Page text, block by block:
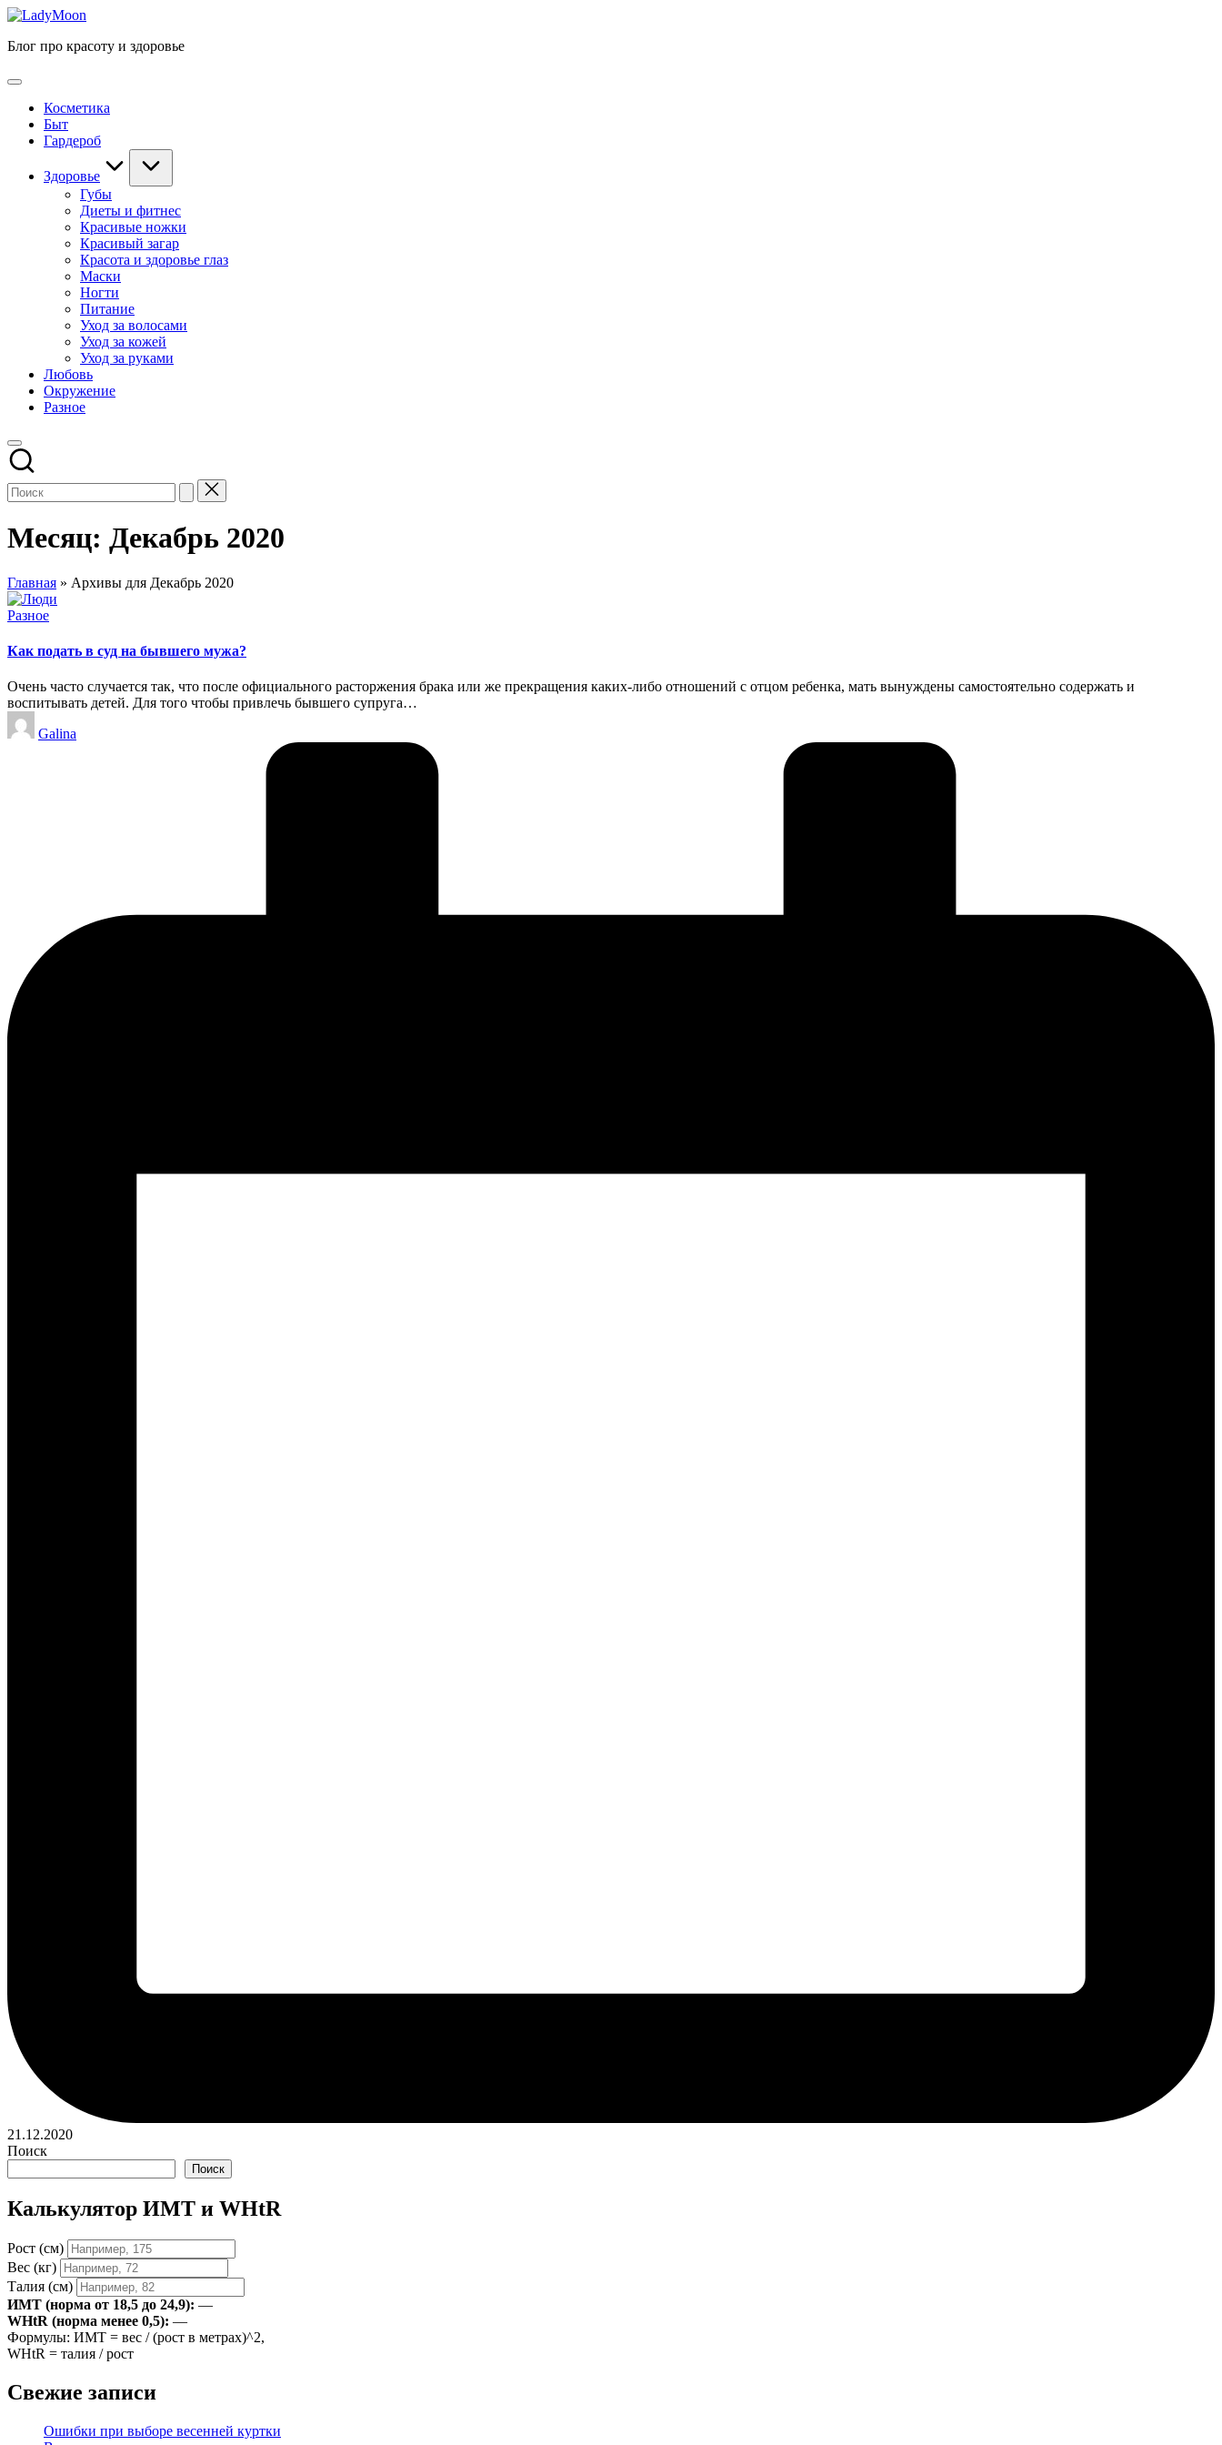
Перейти
содержимому
Блог про красоту и здоровье
Косметика
Быт
Гардероб
Здоровье
Губы
Диеты и фитнес
Красивые ножки
Красивый загар
Красота и здоровье глаз
Маски
Ногти
Питание
Уход за волосами
Уход за кожей
Уход за руками
Любовь
Окружение
Разное
Месяц: Декабрь 2020
Главная » Архивы для Декабрь 2020
Опубликовано
Разное
Как подать в суд на бывшего мужа?
Очень часто случается так, что после официального расторжения брака или же прекращения каких-либо отношений с отцом ребенка, мать вынуждены самостоятельно содержать и
воспитывать детей. Для того чтобы привлечь бывшего супруга…
Запись
от
Galina
21.12.2020
Поиск
Поиск
Калькулятор ИМТ и WHtR
Рост (см)
Вес (кг)
Талия (см)
ИМТ (норма от 18,5 до 24,9): —
WHtR (норма менее 0,5): —
Формулы: ИМТ = вес / (рост в метрах)^2,
WHtR = талия / рост
Свежие записи
Ошибки при выборе весенней куртки